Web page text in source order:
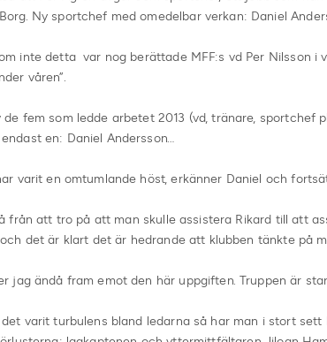
Ny sportchef med omedelbar verkan: Daniel
inte detta var nog berättade MFF:s vd Per Nilsson i
våren”.
de fem som ledde arbetet 2013 (vd, tränare, sportchef
en: Daniel Andersson…
varit en omtumlande höst, erkänner Daniel och
från att tro på att man skulle assistera Rikard till att
det är klart det är hedrande att klubben tänkte på
jag ändå fram emot den här uppgiften. Truppen är
varit turbulens bland ledarna så har man i stort